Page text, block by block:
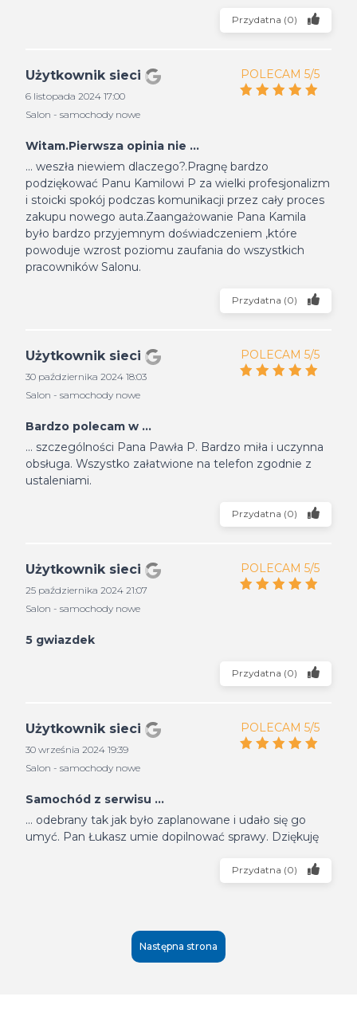
Przydatna (0)
Użytkownik sieci
6 listopada 2024 17:00
Salon - samochody nowe
POLECAM 5/5
Witam.Pierwsza opinia nie ...
... weszła niewiem dlaczego?.Pragnę bardzo
podziękować Panu Kamilowi P za wielki profesjonalizm
i stoicki spokój podczas komunikacji przez cały proces
zakupu nowego auta.Zaangażowanie Pana Kamila
było bardzo przyjemnym doświadczeniem ,które
powoduje wzrost poziomu zaufania do wszystkich
pracowników Salonu.
Przydatna (0)
Użytkownik sieci
30 października 2024 18:03
Salon - samochody nowe
POLECAM 5/5
Bardzo polecam w ...
... szczególności Pana Pawła P. Bardzo miła i uczynna
obsługa. Wszystko załatwione na telefon zgodnie z
ustaleniami.
Przydatna (0)
Użytkownik sieci
25 października 2024 21:07
Salon - samochody nowe
POLECAM 5/5
5 gwiazdek
Przydatna (0)
Użytkownik sieci
30 września 2024 19:39
Salon - samochody nowe
POLECAM 5/5
Samochód z serwisu ...
... odebrany tak jak było zaplanowane i udało się go
umyć. Pan Łukasz umie dopilnować sprawy. Dziękuję
Przydatna (0)
Następna strona